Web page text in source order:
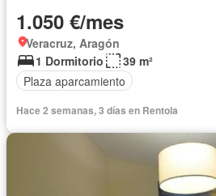
1.050 €/mes
Veracruz, Aragón
1 Dormitorio
39 m²
Plaza aparcamiento
Hace 2 semanas, 3 días en Rentola